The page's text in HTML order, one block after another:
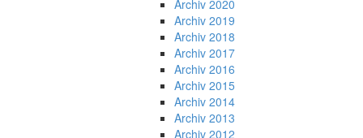
Archiv 2020
Archiv 2019
Archiv 2018
Archiv 2017
Archiv 2016
Archiv 2015
Archiv 2014
Archiv 2013
Archiv 2012